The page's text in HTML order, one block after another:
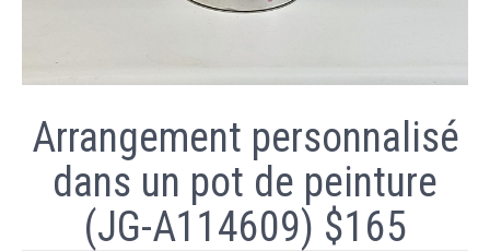
Arrangement personnalisé
dans un pot de peinture
(JG-A114609) $165